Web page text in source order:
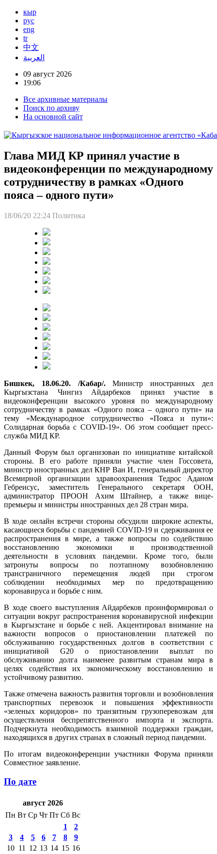
кыр
рус
eng
tr
中文
العربية
09 август 2026
19:06
Все архивные материалы
Поиск по архиву
На основной сайт
Глава МИД КР принял участие в
видеоконференции по международному
сотрудничеству в рамках «Одного
пояса – одного пути»
18/06/20 22:24 Политика
Бишкек, 18.06.20. /Кабар/.Министр иностранных дел
Кыргызстана Чингиз Айдарбеков принял участие в
видеоконференции высокого уровня по международному
сотрудничеству в рамках «Одного пояса – одного пути» на
тему «Международное сотрудничество «Пояса и пути»:
Солидарная борьба с COVID-19». Об этом сообщает пресс-
служба МИД КР.
Данный Форум был организован по инициативе китайской
стороны. В его работе приняли участие член Госсовета,
министр иностранных дел КНР Ван И, генеральный директор
Всемирной организации здравоохранения Тедрос Аданом
Гебреисус, заместитель Генерального секретаря ООН,
администратор ПРООН Ахим Штайнер, а также вице-
премьеры и министры иностранных дел 28 стран мира.
В ходе онлайн встречи стороны обсудили широкие аспекты,
касающиеся борьбы с пандемией COVID-19 и сдерживания ее
распространения в мире, а также вопросы по содействию
восстановлению экономики и производственной
деятельности в условиях пандемии. Кроме того, были
затронуты вопросы по поэтапному возобновлению
трансграничного перемещения людей при строгом
соблюдении необходимых мер по предотвращению
коронавируса и борьбе с ним.
В ходе своего выступления Айдарбеков проинформировал о
ситуации вокруг распространения коронавирусной инфекции
в Кыргызстане и борьбе с ней. Акцентировал внимание на
важности вопросов о приостановлении платежей по
обслуживанию государственных долгов в соответствии с
инициативой G20 о приостановлении выплат по
обслуживанию долга наименее развитым странам мира в
целях содействия их экономическому восстановлению и
устойчивому развитию.
Также отмечена важность развития торговли и возобновления
транспортных перевозок и повышения эффективности
«зеленых коридоров» по транзитным грузоперевозкам для
осуществления беспрепятственного импорта и экспорта.
Подчеркнута необходимость взаимной поддержки граждан,
находящихся в других странах в сложный период пандемии.
По итогам видеоконференции участники Форума приняли
Совместное заявление.
По дате
август 2026
Пн Вт Ср Чт Пт Сб Вс
1
2
3
4 5 6 7 8
9
10 11 12 13 14 15 16